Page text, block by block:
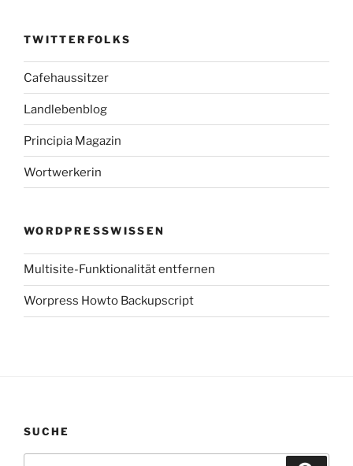
TWITTERFOLKS
Cafehaussitzer
Landlebenblog
Principia Magazin
Wortwerkerin
WORDPRESSWISSEN
Multisite-Funktionalität entfernen
Worpress Howto Backupscript
SUCHE